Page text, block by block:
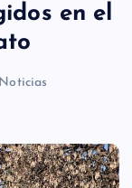
en el
Noticias